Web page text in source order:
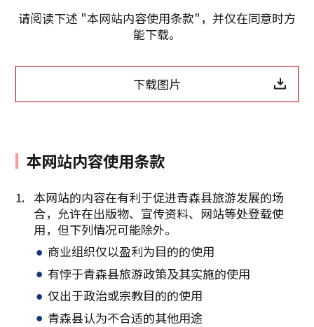
请阅读下述 "本网站内容使用条款"，并仅在同意时方
能下载。
下载图片
本网站内容使用条款
本网站的内容在有利于促进青森县旅游发展的场
合，允许在出版物、宣传资料、网站等处登载使
用，但下列情况可能除外。
商业组织仅以盈利为目的的使用
有悖于青森县旅游政策及其实施的使用
仅出于政治或宗教目的的使用
青森县认为不合适的其他用途
复制链接